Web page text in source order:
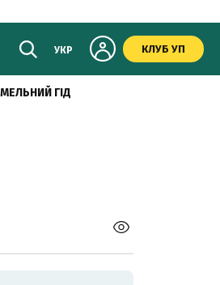
УКР КЛУБ УП
ГІД